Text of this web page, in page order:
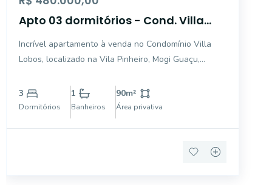
Apto 03 dormitórios - Cond. Villa
Guaçu/SP.
Incrível apartamento à venda no Condomínio Villa
Lobos, localizado na Vila Pinheiro, Mogi Guaçu,
conveniências para o seu dia a dia. Com 90 m² de
área privativa, este apartamento conta com 3
3
Dormitórios
1
Banheiros
90m²
Área privativa